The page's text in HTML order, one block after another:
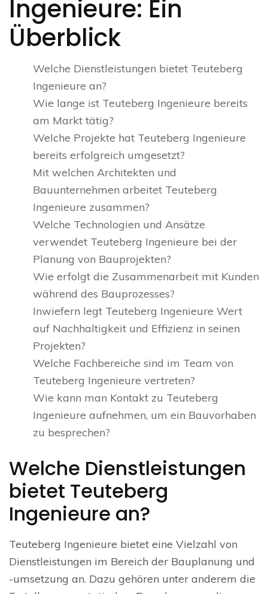
Ingenieure: Ein
Überblick
Welche Dienstleistungen bietet Teuteberg
Ingenieure an?
Wie lange ist Teuteberg Ingenieure bereits
am Markt tätig?
Welche Projekte hat Teuteberg Ingenieure
bereits erfolgreich umgesetzt?
Mit welchen Architekten und
Bauunternehmen arbeitet Teuteberg
Ingenieure zusammen?
Welche Technologien und Ansätze
verwendet Teuteberg Ingenieure bei der
Planung von Bauprojekten?
Wie erfolgt die Zusammenarbeit mit Kunden
während des Bauprozesses?
Inwiefern legt Teuteberg Ingenieure Wert
auf Nachhaltigkeit und Effizienz in seinen
Projekten?
Welche Fachbereiche sind im Team von
Teuteberg Ingenieure vertreten?
Wie kann man Kontakt zu Teuteberg
Ingenieure aufnehmen, um ein Bauvorhaben
zu besprechen?
Welche Dienstleistungen
bietet Teuteberg
Ingenieure an?
Teuteberg Ingenieure bietet eine Vielzahl von
Dienstleistungen im Bereich der Bauplanung und
-umsetzung an. Dazu gehören unter anderem die